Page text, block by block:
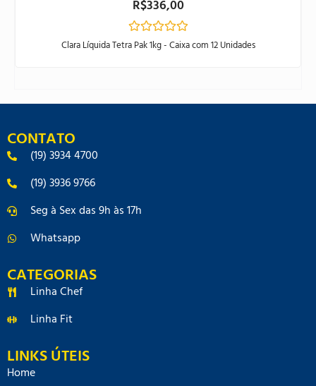
R$336,00
Avaliação
Clara Líquida Tetra Pak 1kg - Caixa com 12 Unidades
CONTATO
(19) 3934 4700
(19) 3936 9766
Seg à Sex das 9h às 17h
Whatsapp
CATEGORIAS
Linha Chef
Linha Fit
LINKS ÚTEIS
Home